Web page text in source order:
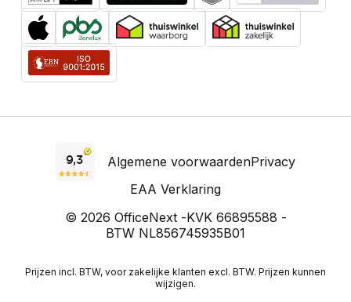
Algemene voorwaardenPrivacy
EAA Verklaring
© 2026 OfficeNext -KVK 66895588 -
BTW NL856745935B01
Prijzen incl. BTW, voor zakelijke klanten excl. BTW. Prijzen kunnen
wijzigen.